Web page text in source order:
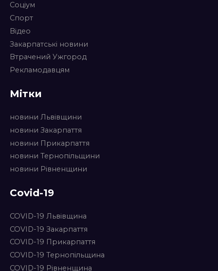
Соціум
Спорт
Відео
Закарпатські новини
Втрачений Ужгород
Рекламодавцям
Мітки
новини Львівщини
новини Закарпаття
новини Прикарпаття
новини Тернопільщини
новини Рівненщини
Covid-19
COVID-19 Львівщина
COVID-19 Закарпаття
COVID-19 Прикарпаття
COVID-19 Тернопільщина
COVID-19 Рівненщина